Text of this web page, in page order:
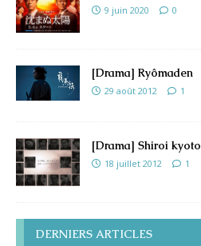
9 juin 2020 0
[Drama] Ryômaden
29 août 2012 1
[Drama] Shiroi kyoto
18 juillet 2012 1
DERNIERS ARTICLES